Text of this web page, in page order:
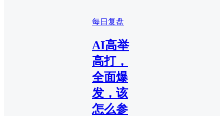
每日复盘
AI高举
高打，
全面爆
发，该
怎么参